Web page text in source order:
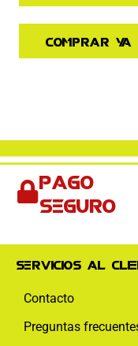
Comprar ya
Pago
seguro
Servicios al
Contacto
Preguntas